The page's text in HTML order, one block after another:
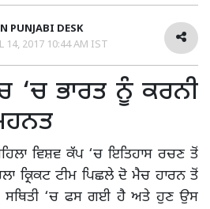
PUNJABI DESK
14, 2017 10:44 AM IST
‘ਚ ਭਾਰਤ ਨੂੰ ਕਰਨੀ
ਵਿਸ਼ਵ ਕੱਪ ‘ਚ ਇਤਿਹਾਸ ਰਚਣ ਤੋਂ
ਕ੍ਰਿਕਟ ਟੀਮ ਪਿਛਲੇ ਦੋ ਮੈਚ ਹਾਰਨ ਤੋਂ
ਸਥਿਤੀ ‘ਚ ਫਸ ਗਈ ਹੈ ਅਤੇ ਹੁਣ ਉਸ